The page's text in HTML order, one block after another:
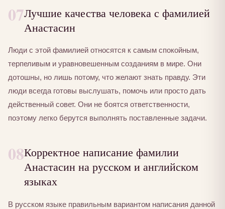
07Лучшие качества человека с фамилией
Анастасин
Люди с этой фамилией относятся к самым спокойным,
терпеливым и уравновешенным созданиям в мире. Они
дотошны, но лишь потому, что желают знать правду. Эти
люди всегда готовы выслушать, помочь или просто дать
действенный совет. Они не боятся ответственности,
поэтому легко берутся выполнять поставленные задачи.
08Корректное написание фамилии
Анастасин на русском и английском
языках
В русском языке правильным вариантом написания данной